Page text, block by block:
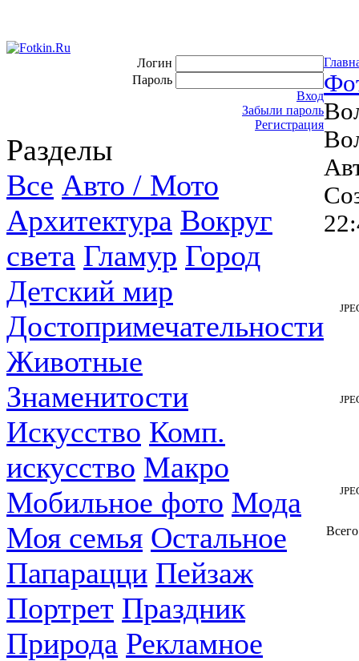
Логин
Пароль
Вход
Забыли пароль
Регистрация
Разделы
Все Авто / Мото
Архитектура Вокруг
света Гламур Город
Детский мир
Достопримечательности
Животные
Знаменитости
Искусство Комп.
искусство Макро
Мобильное фото Мода
Моя семья Остальное
Папарацци Пейзаж
Портрет Праздник
Природа Рекламное